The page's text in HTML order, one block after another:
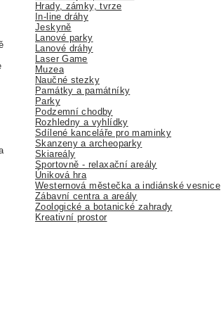
Hrady, zámky, tvrze
In-line dráhy
Jeskyně
Lanové parky
Lanové dráhy
Laser Game
Muzea
Naučné stezky
Památky a památníky
Parky
Podzemní chodby
Rozhledny a vyhlídky
Sdílené kanceláře pro maminky
Skanzeny a archeoparky
Skiareály
Sportovně - relaxační areály
Úniková hra
Westernová městečka a indiánské vesnice
Zábavní centra a areály
Zoologické a botanické zahrady
Kreativní prostor